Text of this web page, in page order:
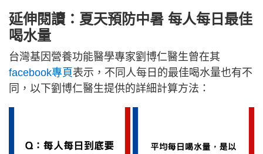
延伸閱讀：夏天預防中暑 每人每日最佳
喝水量
台灣基因營養功能醫學專家劉博仁醫生曾在其
facebook專頁表示，不同人每日的最佳喝水量也有不
同，以下劉博仁醫生提供的詳細計算方法：